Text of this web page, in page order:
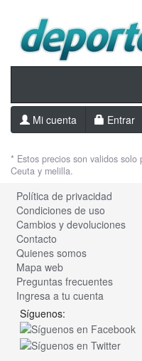
Mi cuenta
Entrar
* Estos precios son validos solo
Ceuta y melilla.
Política de privacidad
Condiciones de uso
Cambios y devoluciones
Contacto
Quienes somos
Mapa web
Preguntas frecuentes
Ingresa a tu cuenta
Síguenos: